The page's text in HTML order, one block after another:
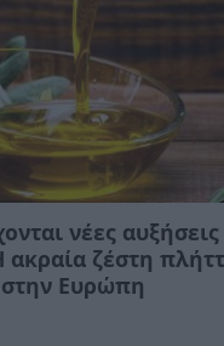
νέες αυξήσεις
ζέστη
στην Ευρώπη